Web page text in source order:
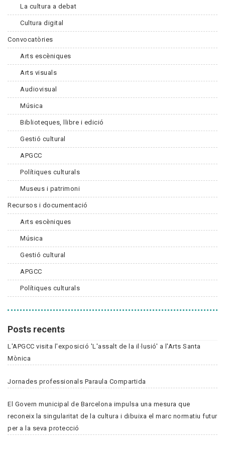
La cultura a debat
Cultura digital
Convocatòries
Arts escèniques
Arts visuals
Audiovisual
Música
Biblioteques, llibre i edició
Gestió cultural
APGCC
Polítiques culturals
Museus i patrimoni
Recursos i documentació
Arts escèniques
Música
Gestió cultural
APGCC
Polítiques culturals
Posts recents
L'APGCC visita l'exposició 'L'assalt de la il·lusió' a l'Arts Santa
Mònica
Jornades professionals Paraula Compartida
El Govern municipal de Barcelona impulsa una mesura que
reconeix la singularitat de la cultura i dibuixa el marc normatiu futur
per a la seva protecció